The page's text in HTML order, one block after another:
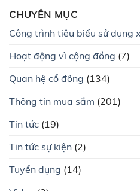
CHUYÊN MỤC
Công trình tiêu biểu sử dụng
Hoạt động vì cộng đồng (7)
Quan hệ cổ đông (134)
Thông tin mua sắm (201)
Tin tức (19)
Tin tức sự kiện (2)
Tuyển dụng (14)